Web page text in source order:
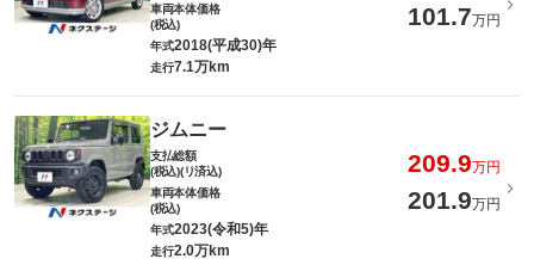
車両本体価格
(税込)
101.7万円
年式2018(平成30)年
走行7.1万km
ジムニー
支払総額
(税込)(リ済込)
209.9万円
車両本体価格
(税込)
201.9万円
年式2023(令和5)年
走行2.0万km